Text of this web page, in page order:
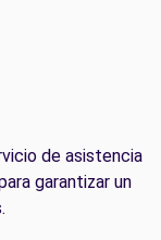
de asistencia
garantizar un